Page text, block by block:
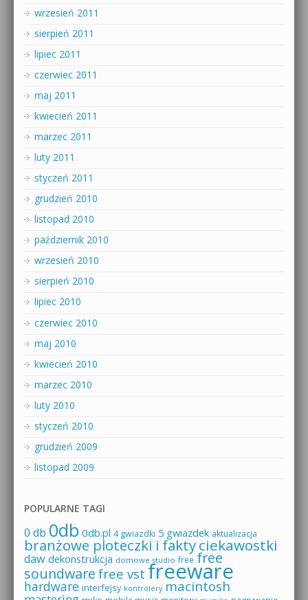
wrzesień 2011
sierpień 2011
lipiec 2011
czerwiec 2011
maj 2011
kwiecień 2011
marzec 2011
luty 2011
styczeń 2011
grudzień 2010
listopad 2010
październik 2010
wrzesień 2010
sierpień 2010
lipiec 2010
czerwiec 2010
maj 2010
kwiecień 2010
marzec 2010
luty 2010
styczeń 2010
grudzień 2009
listopad 2009
POPULARNE TAGI
0 db 0db 0db.pl 4 gwiazdki 5 gwiazdek aktualizacja
branżowe ploteczki i faktyciekawostki
daw dekonstrukcja domowe studio free free
soundware free vst freeware
hardware interfejsy kontrolery macintosh